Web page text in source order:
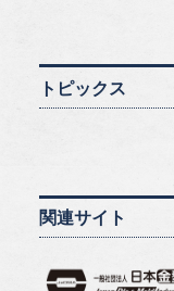
トピックス
関連サイト